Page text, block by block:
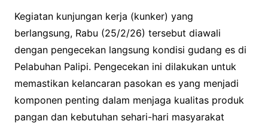
Kegiatan kunjungan kerja (kunker) yang
berlangsung, Rabu (25/2/26) tersebut diawali
dengan pengecekan langsung kondisi gudang es di
Pelabuhan Palipi. Pengecekan ini dilakukan untuk
memastikan kelancaran pasokan es yang menjadi
komponen penting dalam menjaga kualitas produk
pangan dan kebutuhan sehari-hari masyarakat